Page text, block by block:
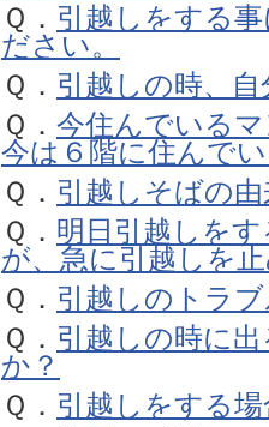
Ｑ． 引越しをする
ださい。
Ｑ． 引越しの時、
Ｑ． 今住んでいる
今は６階に住んで
Ｑ． 引越しそばの
Ｑ． 明日引越しを
が、急に引越しを
Ｑ． 引越しのトラ
Ｑ． 引越しの時に
か？
Ｑ． 引越しをする